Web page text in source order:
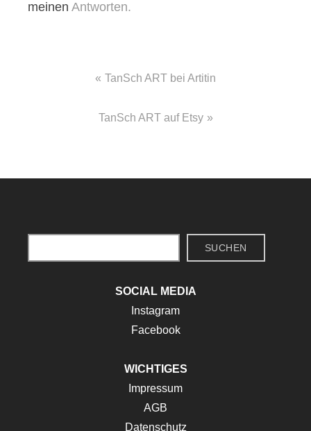
meinen Antworten.
Beitragsnavigation
TanSch ART bei Artitin
TanSch ART auf Etsy
SUCHEN
SOCIAL MEDIA
Instagram
Facebook
WICHTIGES
Impressum
AGB
Datenschutz